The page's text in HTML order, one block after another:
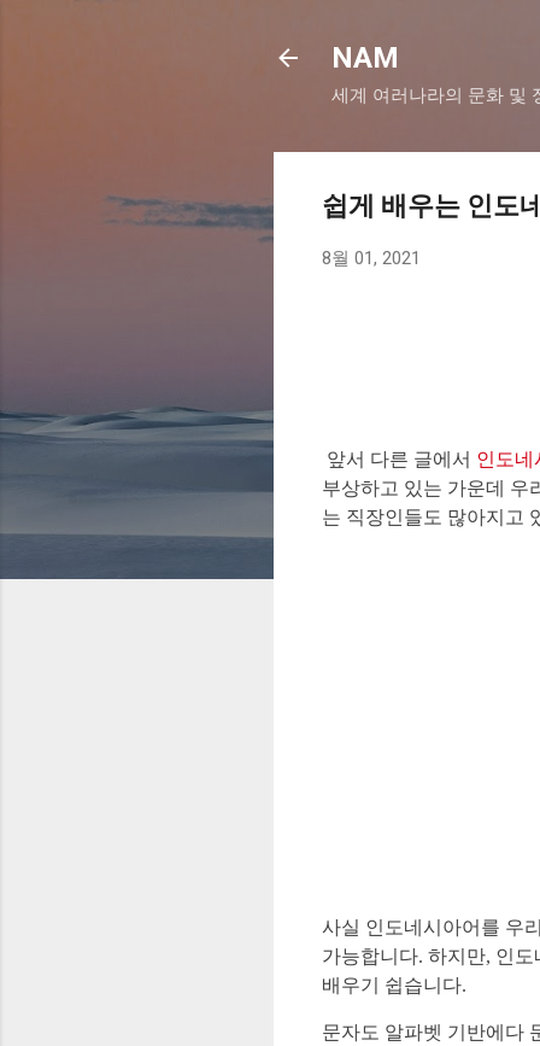
NAM
세계 여러나라의 문화 및
쉽게 배우는 인도
8월 01, 2021
앞서 다른 글에서 인도네
부상하고 있는 가운데 우
는 직장인들도 많아지고
사실 인도네시아어를 우
가능합니다. 하지만, 인
배우기 쉽습니다.
문자도 알파벳 기반에다